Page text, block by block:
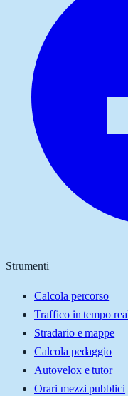
Strumenti
Calcola percorso
Traffico in tempo
Stradario e mappe
Calcola pedaggio
Autovelox e tutor
Orari mezzi pubblici